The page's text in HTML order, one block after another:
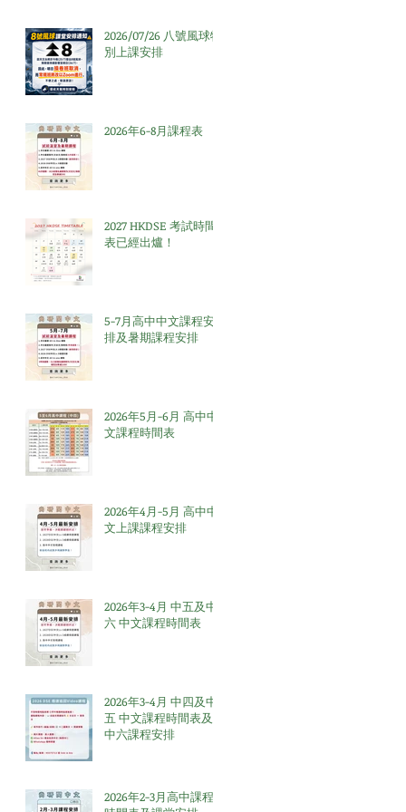
2026/07/26 八號風球特
別上課安排
2026年6-8月課程表
2027 HKDSE 考試時間
表已經出爐！
5-7月高中中文課程安
排及暑期課程安排
2026年5月-6月 高中中
文課程時間表
2026年4月-5月 高中中
文上課課程安排
2026年3-4月 中五及中
六 中文課程時間表
2026年3-4月 中四及中
五 中文課程時間表及
中六課程安排
2026年2-3月高中課程